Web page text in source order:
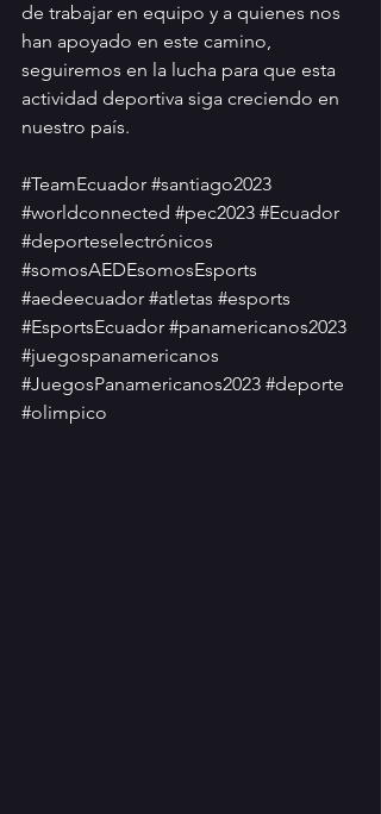
de trabajar en equipo y a quienes nos
han apoyado en este camino,
seguiremos en la lucha para que esta
actividad deportiva siga creciendo en
nuestro país.
#TeamEcuador #santiago2023
#worldconnected #pec2023 #Ecuador
#deporteselectrónicos
#somosAEDEsomosEsports
#aedeecuador #atletas #esports
#EsportsEcuador #panamericanos2023
#juegospanamericanos
#JuegosPanamericanos2023 #deporte
#olimpico